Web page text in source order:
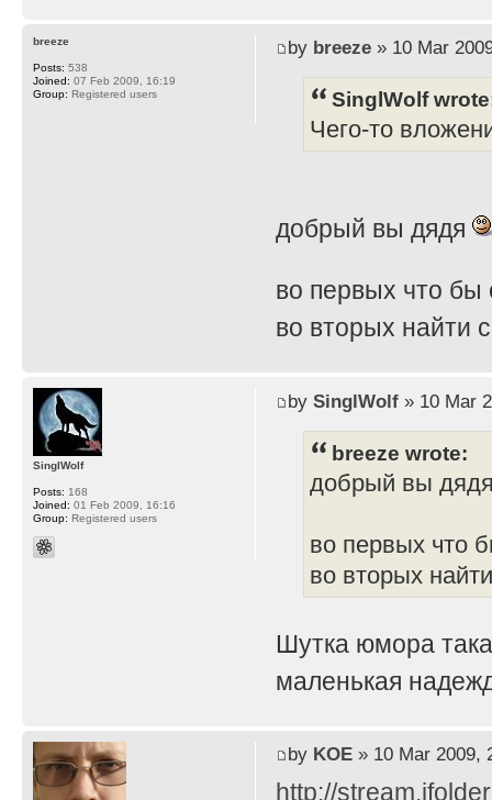
by breeze» 10 Mar
SinglWolf
Чего-то
добрый вы дядя
во первых что бы
во вторых найти
breeze
Posts: 538
Joined: 07 Feb 2009, 16:19
Group: Registered users
by SinglWolf» 10 Mar
breeze wrote:
добрый вы
во первых что
во вторых
Шутка юмора
маленькая
SinglWolf
Posts: 168
Joined: 01 Feb 2009, 16:16
Group: Registered users
by KOE» 10 Mar 2009,
http://